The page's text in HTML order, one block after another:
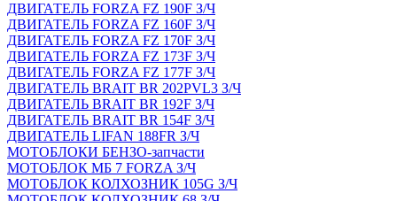
ДВИГАТЕЛЬ FORZA FZ 190F З/Ч
ДВИГАТЕЛЬ FORZA FZ 160F З/Ч
ДВИГАТЕЛЬ FORZA FZ 170F З/Ч
ДВИГАТЕЛЬ FORZA FZ 173F З/Ч
ДВИГАТЕЛЬ FORZA FZ 177F З/Ч
ДВИГАТЕЛЬ BRAIT BR 202PVL3 З/Ч
ДВИГАТЕЛЬ BRAIT BR 192F З/Ч
ДВИГАТЕЛЬ BRAIT BR 154F З/Ч
ДВИГАТЕЛЬ LIFAN 188FR З/Ч
МОТОБЛОКИ БЕНЗО-запчасти
МОТОБЛОК МБ 7 FORZA З/Ч
МОТОБЛОК КОЛХОЗНИК 105G З/Ч